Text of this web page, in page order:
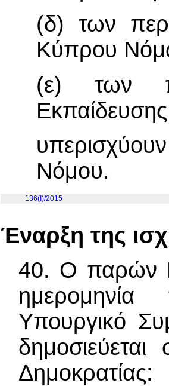
(δ) των
Κύπρου
(ε) των
Νόμου.
136(I)/2015
Έναρξη της
40. Ο παρών
Υπουργικό
Δημοκρατίας: